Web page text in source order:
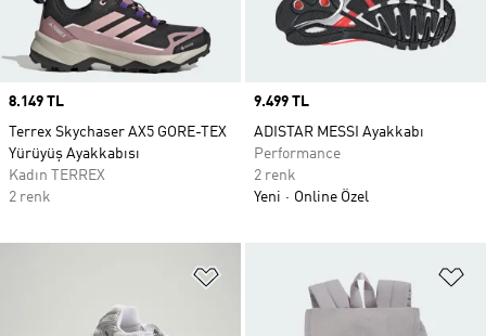
Price
8.149 TL
Terrex Skychaser AX5 GORE-TEX
Yürüyüş Ayakkabısı
Kadın TERREX
2 renk
Price
9.499 TL
ADISTAR MESSI Ayakkabı
Performance
2 renk
Yeni
Online Özel
Favori Listesine Ekle